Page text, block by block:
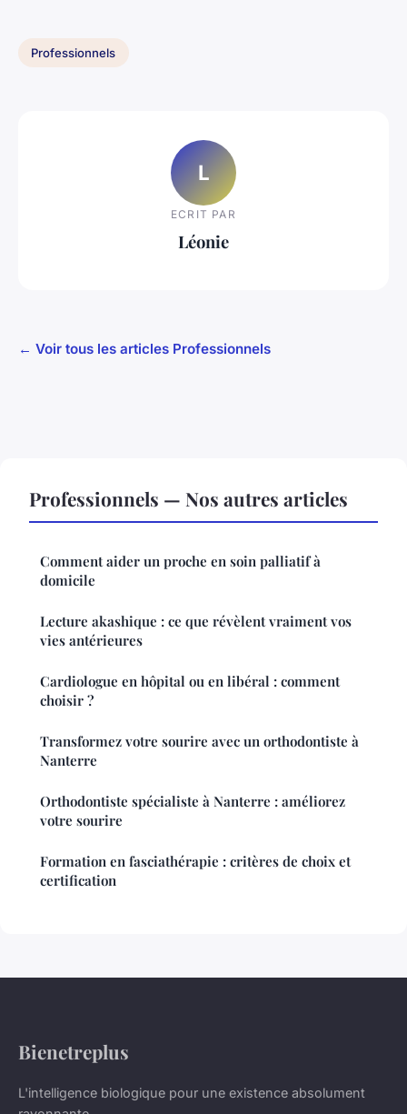
Professionnels
L
ECRIT PAR
Léonie
← Voir tous les articles Professionnels
Professionnels — Nos autres articles
Comment aider un proche en soin palliatif à
domicile
Lecture akashique : ce que révèlent vraiment vos
vies antérieures
Cardiologue en hôpital ou en libéral : comment
choisir ?
Transformez votre sourire avec un orthodontiste à
Nanterre
Orthodontiste spécialiste à Nanterre : améliorez
votre sourire
Formation en fasciathérapie : critères de choix et
certification
Bienetreplus
L'intelligence biologique pour une existence absolument